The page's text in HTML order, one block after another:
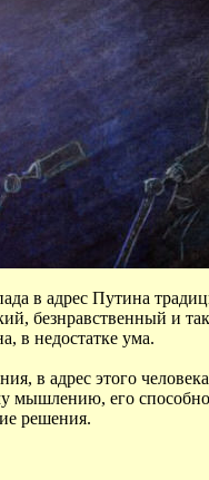
в адрес Путина
безнравственный и
в недостатке ума.
в адрес этого
мышлению, его
решения.